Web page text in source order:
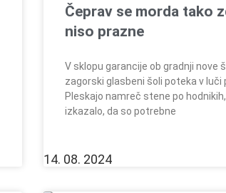
Čeprav se morda tako
niso prazne
V sklopu garancije ob gradnji nove
zagorski glasbeni šoli poteka v luči
Pleskajo namreč stene po
izkazalo, da so potrebne
14. 08. 2024